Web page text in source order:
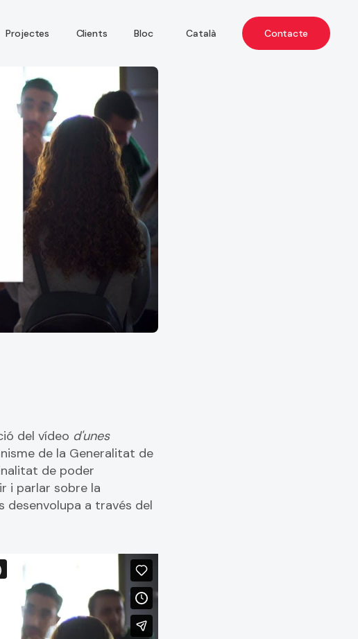
Projectes Clients Bloc Català Contacte
del vídeo d'unes
de la Generalitat de
de poder
i parlar sobre la
desenvolupa a través del